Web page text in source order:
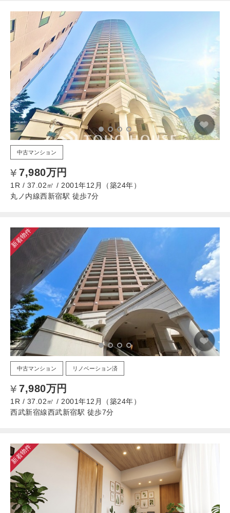
中古マンション
7,980万円
1R / 37.02㎡ / 2001年12月（築24年）
丸ノ内線西新宿駅 徒歩7分
新着物件
中古マンション リノベーション済
7,980万円
1R / 37.02㎡ / 2001年12月（築24年）
西武新宿線西武新宿駅 徒歩7分
新着物件